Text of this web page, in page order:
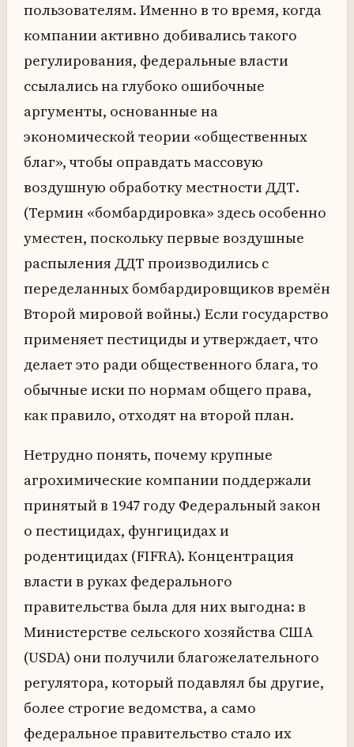
пользователям. Именно в то время, когда
компании активно добивались такого
регулирования, федеральные власти
ссылались на глубоко ошибочные
аргументы, основанные на
экономической теории «общественных
благ», чтобы оправдать массовую
воздушную обработку местности ДДТ.
(Термин «бомбардировка» здесь особенно
уместен, поскольку первые воздушные
распыления ДДТ производились с
переделанных бомбардировщиков времён
Второй мировой войны.) Если государство
применяет пестициды и утверждает, что
делает это ради общественного блага, то
обычные иски по нормам общего права,
как правило, отходят на второй план.
Нетрудно понять, почему крупные
агрохимические компании поддержали
принятый в 1947 году Федеральный закон
о пестицидах, фунгицидах и
родентицидах (FIFRA). Концентрация
власти в руках федерального
правительства была для них выгодна: в
Министерстве сельского хозяйства США
(USDA) они получили благожелательного
регулятора, который подавлял бы другие,
более строгие ведомства, а само
федеральное правительство стало их